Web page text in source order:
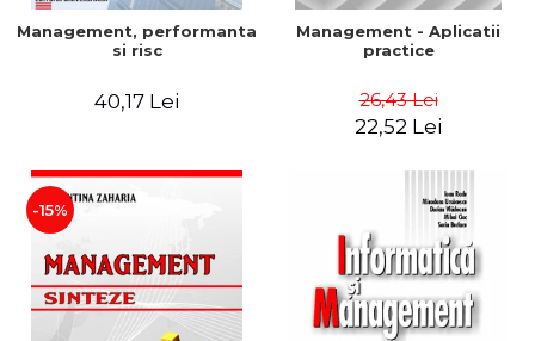
Management, performanta
si risc
40,17 Lei
Management - Aplicatii
practice
26,43 Lei
22,52 Lei
-15%